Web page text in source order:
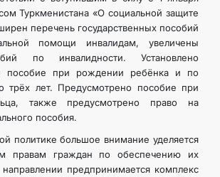
Туркменистана «О социальной защите
перечень государственных пособий
помощи инвалидам, увеличены
по инвалидности. Установлено
пособие при рождении ребёнка и по
трёх лет. Предусмотрено пособие при
также предусмотрено право на
пособия.
политике большое внимание уделяется
правам граждан по обеспечению их
предпринимается комплекс